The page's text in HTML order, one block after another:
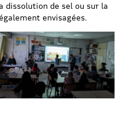
dissolution de sel ou sur la
envisagées.